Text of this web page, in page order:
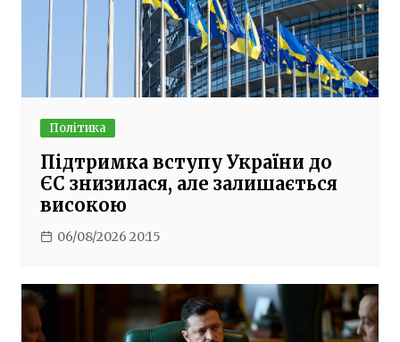
Політика
Підтримка вступу України до
ЄС знизилася, але залишається
високою
06/08/2026 20:15